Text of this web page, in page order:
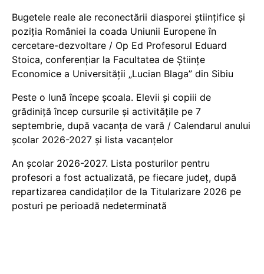
Bugetele reale ale reconectării diasporei științifice și
poziția României la coada Uniunii Europene în
cercetare-dezvoltare / Op Ed Profesorul Eduard
Stoica, conferențiar la Facultatea de Științe
Economice a Universității „Lucian Blaga” din Sibiu
Peste o lună începe școala. Elevii și copiii de
grădiniță încep cursurile și activitățile pe 7
septembrie, după vacanța de vară / Calendarul anului
școlar 2026-2027 și lista vacanțelor
An școlar 2026-2027. Lista posturilor pentru
profesori a fost actualizată, pe fiecare județ, după
repartizarea candidaților de la Titularizare 2026 pe
posturi pe perioadă nedeterminată